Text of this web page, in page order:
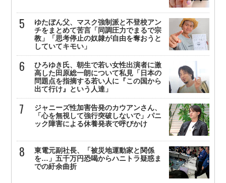
ゆたぼん父、マスク強制派と不登校アン
チをまとめて苦言「同調圧力でまるで宗
教」「思考停止の奴隷が自由を奪おうと
していてキモい」
ひろゆき氏、朝生で若い女性出演者に激
高した田原総一朗について私見「日本の
問題点を指摘する若い人に『この国から
出て行け』という人達」
ジャニーズ性加害告発のカウアンさん、
「心を無視して強行突破しないで」パニ
ック障害による休養発表で呼びかけ
東電元副社長、「被災地運動家と関係
を…」五千万円恐喝からハニトラ疑惑ま
での紆余曲折